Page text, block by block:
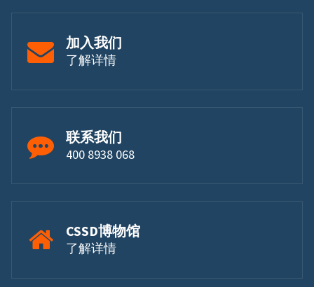
加入我们
了解详情
联系我们
400 8938 068
CSSD博物馆
了解详情